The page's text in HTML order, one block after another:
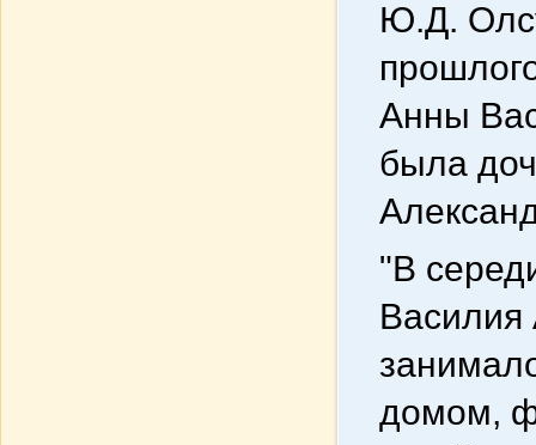
Ю.Д.
Анны
была
"В
Василия
домом,